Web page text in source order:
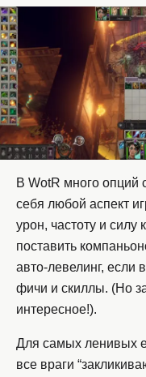
В WotR много опций
себя любой аспект
урон, частоту и силу
поставить
авто-левелинг,
фичи и скиллы. (Но
интересное!).
Для самых ленивых
все враги